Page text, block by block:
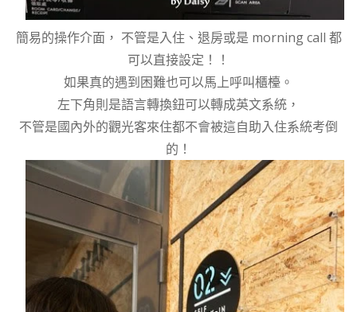
簡易的操作介面， 不管是入住、退房或是 morning call 都
可以直接設定！！
如果真的遇到困難也可以馬上呼叫櫃檯。
左下角則是語言轉換鈕可以轉成英文系統，
不管是國內外的觀光客來住都不會被這自助入住系統考倒
的！